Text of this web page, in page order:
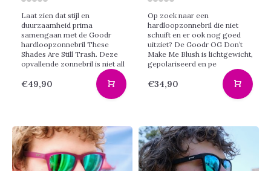
Laat zien dat stijl en
duurzaamheid prima
samengaan met de Goodr
hardloopzonnebril These
Shades Are Still Trash. Deze
opvallende zonnebril is niet all
€49,90
Op zoek naar een
hardloopzonnebril die niet
schuift en er ook nog goed
uitziet? De Goodr OG Don’t
Make Me Blush is lichtgewicht,
gepolariseerd en pe
€34,90